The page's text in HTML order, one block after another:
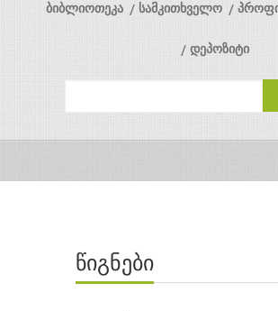
ბიბლიოთეკა სამკითხველო
დეპოზიტი
ავტორებიწიგნები